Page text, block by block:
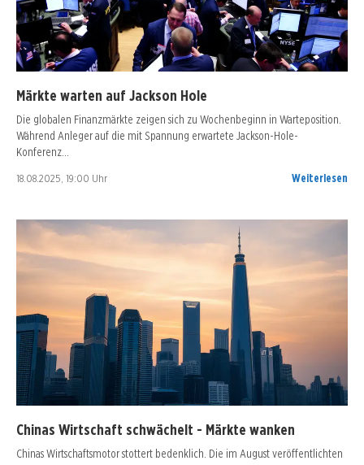
Märkte warten auf Jackson Hole
Die globalen Finanzmärkte zeigen sich zu Wochenbeginn in Warteposition.
Während Anleger auf die mit Spannung erwartete Jackson-Hole-
Konferenz…
18.08.2025, 19:00 Uhr Weiterlesen
Chinas Wirtschaft schwächelt - Märkte wanken
Chinas Wirtschaftsmotor stottert bedenklich. Die im August veröffentlichten